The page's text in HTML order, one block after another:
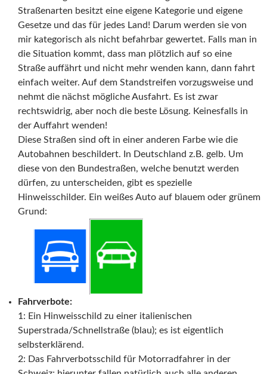
Straßenarten besitzt eine eigene Kategorie und eigene
Gesetze und das für jedes Land! Darum werden sie von
mir kategorisch als nicht befahrbar gewertet. Falls man in
die Situation kommt, dass man plötzlich auf so eine
Straße auffährt und nicht mehr wenden kann, dann fahrt
einfach weiter. Auf dem Standstreifen vorzugsweise und
nehmt die nächst mögliche Ausfahrt. Es ist zwar
rechtswidrig, aber noch die beste Lösung. Keinesfalls in
der Auffahrt wenden!
Diese Straßen sind oft in einer anderen Farbe wie die
Autobahnen beschildert. In Deutschland z.B. gelb. Um
diese von den Bundestraßen, welche benutzt werden
dürfen, zu unterscheiden, gibt es spezielle
Hinweisschilder. Ein weißes Auto auf blauem oder grünem
Grund:
Fahrverbote:
1: Ein Hinweisschild zu einer italienischen
Superstrada/Schnellstraße (blau); es ist eigentlich
selbsterklärend.
2: Das Fahrverbotsschild für Motorradfahrer in der